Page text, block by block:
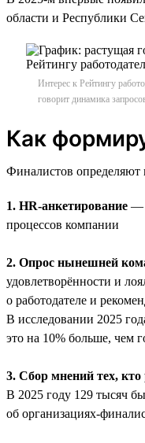
области и Республики
Интерес к Рейтингу
говорит динамика
Как
Финалистов определяют
1. HR-анкетирование —
процессов компании
2. Опрос нынешней
удовлетворённости и
о работодателе и
В исследовании 2025
это на 10% больше, чем
3. Сбор мнений тех,
В 2025 году 129 тысяч
об организациях-